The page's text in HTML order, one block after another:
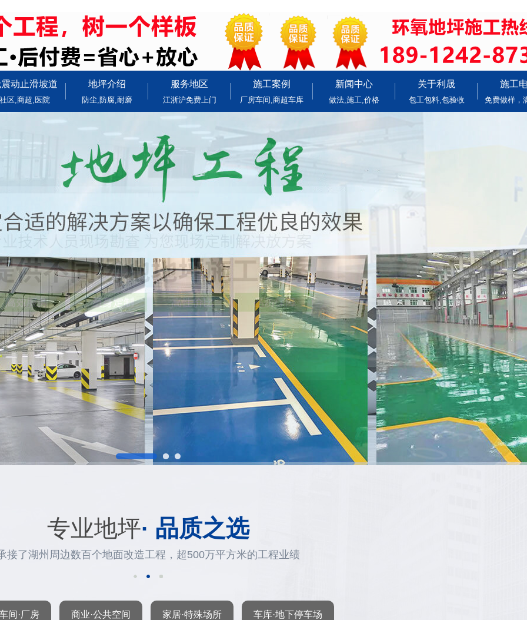
动止滑坡道
社区,商超,医院
地坪介绍
防尘,防腐,耐磨
服务地区
江浙沪免费上门
施工案例
厂房车间,商超车库
新闻中心
做法,施工,价格
关于利晟
包工包料,包验收
施工
免费做样，
专业地坪· 品质之选
接了湖州周边数百个地面改造工程，超500万平方米的工程业绩
间·厂房 商业·公共空间 家居·特殊场所 车库·地下停车场